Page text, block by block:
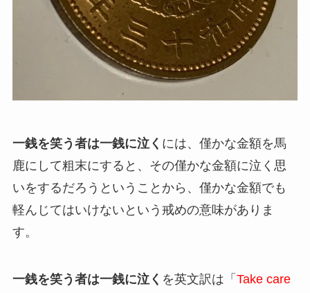
一銭を笑う者は一銭に泣く には、僅かな金額を馬
鹿にして粗末にすると、その僅かな金額に泣く思
いをするだろうということから、僅かな金額でも
軽んじてはいけないという戒めの意味がありま
す。
一銭を笑う者は一銭に泣く を英文訳は「 Take care